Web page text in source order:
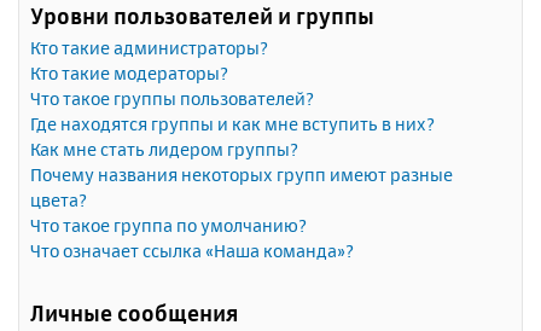
Уровни пользователей и группы
Кто такие администраторы?
Кто такие модераторы?
Что такое группы пользователей?
Где находятся группы и как мне вступить в них?
Как мне стать лидером группы?
Почему названия некоторых групп имеют разные
цвета?
Что такое группа по умолчанию?
Что означает ссылка «Наша команда»?
Личные сообщения